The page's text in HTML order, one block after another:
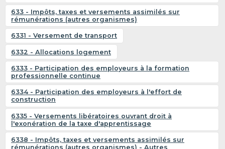
633 - Impôts, taxes et versements assimilés sur
rémunérations (autres organismes)
6331 - Versement de transport
6332 - Allocations logement
6333 - Participation des employeurs à la formation
professionnelle continue
6334 - Participation des employeurs à l'effort de
construction
6335 - Versements libératoires ouvrant droit à
l'exonération de la taxe d'apprentissage
6338 - Impôts, taxes et versements assimilés sur
rémunérations (autres organismes) - Autres